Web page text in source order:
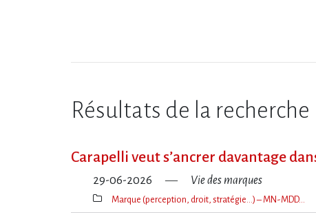
Résultats de la recherche
Carapelli veut s’ancrer davantage
29-06-2026 Vie des marques
Thèmes(s)
Marque (perception, droit, stratégie…) – MN-MDD…